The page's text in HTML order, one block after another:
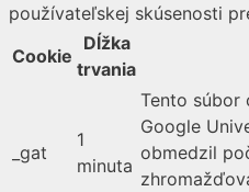
používateľskej skúsenosti
Cookie
Dĺžka
trvania
_gat
1
minuta
Tento súbor
Google
obmedzil